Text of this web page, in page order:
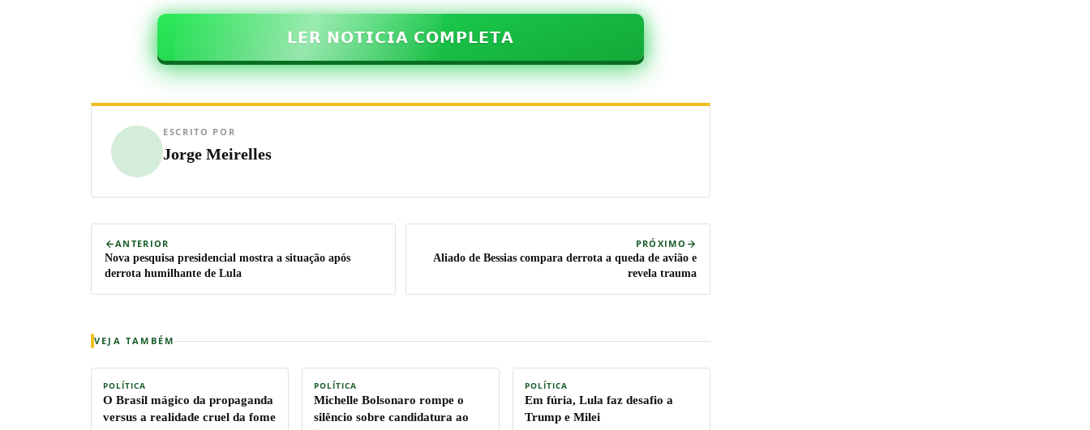
𝗟𝗘𝗥 𝗡𝗢𝗧𝗜𝗖𝗜𝗔 𝗖𝗢𝗠𝗣𝗟𝗘𝗧𝗔
ESCRITO POR
Jorge Meirelles
ANTERIOR
Nova pesquisa presidencial mostra a situação após
derrota humilhante de Lula
PRÓXIMO
Aliado de Bessias compara derrota a queda de avião e
revela trauma
VEJA TAMBÉM
POLÍTICA
O Brasil mágico da propaganda
versus a realidade cruel da fome
POLÍTICA
Michelle Bolsonaro rompe o
silêncio sobre candidatura ao
POLÍTICA
Em fúria, Lula faz desafio a
Trump e Milei